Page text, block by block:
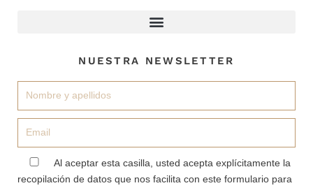
NUESTRA NEWSLETTER
aceptacionAl aceptar esta casilla, usted acepta explícitamente la
recopilación de datos que nos facilita con este formulario para